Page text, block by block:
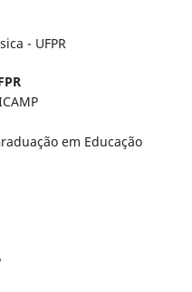
- UFPR
em Educação